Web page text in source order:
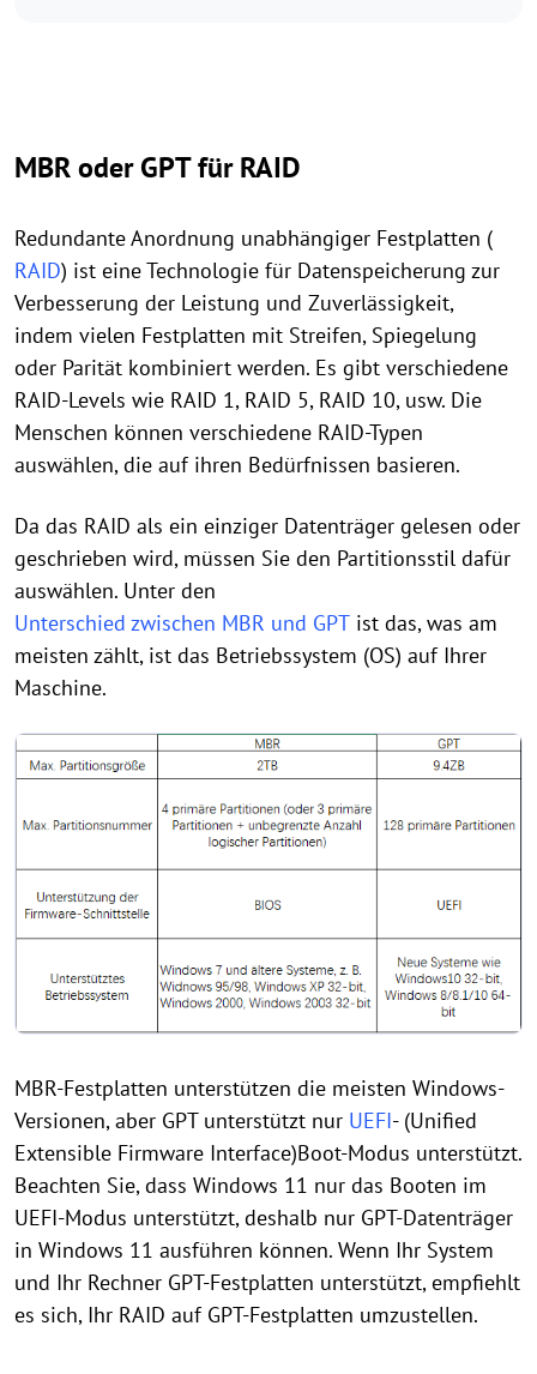
MBR oder GPT für RAID
Redundante Anordnung unabhängiger Festplatten (
RAID) ist eine Technologie für Datenspeicherung zur
Verbesserung der Leistung und Zuverlässigkeit,
indem vielen Festplatten mit Streifen, Spiegelung
oder Parität kombiniert werden. Es gibt verschiedene
RAID-Levels wie RAID 1, RAID 5, RAID 10, usw. Die
Menschen können verschiedene RAID-Typen
auswählen, die auf ihren Bedürfnissen basieren.
Da das RAID als ein einziger Datenträger gelesen oder
geschrieben wird, müssen Sie den Partitionsstil dafür
auswählen. Unter den
Unterschied zwischen MBR und GPT ist das, was am
meisten zählt, ist das Betriebssystem (OS) auf Ihrer
Maschine.
MBR-Festplatten unterstützen die meisten Windows-
Versionen, aber GPT unterstützt nur UEFI- (Unified
Extensible Firmware Interface)Boot-Modus unterstützt.
Beachten Sie, dass Windows 11 nur das Booten im
UEFI-Modus unterstützt, deshalb nur GPT-Datenträger
in Windows 11 ausführen können. Wenn Ihr System
und Ihr Rechner GPT-Festplatten unterstützt, empfiehlt
es sich, Ihr RAID auf GPT-Festplatten umzustellen.